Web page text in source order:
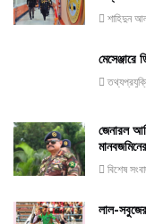
শাহিদুন
জেনারল
বিশেষ
লাল-সবুজের